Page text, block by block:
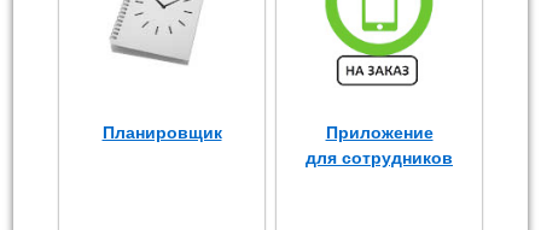
Планировщик
Приложение
для сотрудников